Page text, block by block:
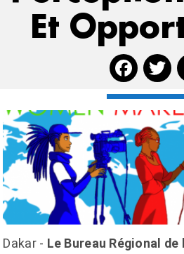
Et
Dakar - Le Bureau Régional de